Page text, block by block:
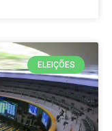
ELEIÇÕES